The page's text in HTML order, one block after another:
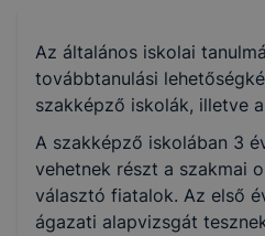
Szépészet
Oktatás
Elektronika és elektrotechnika
Az általános iskolai
továbbtanulási
szakképző iskolák, illetve
A szakképző iskolában 3
vehetnek részt a szakmai
választó fiatalok. Az első
ágazati alapvizsgát